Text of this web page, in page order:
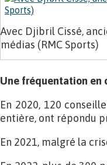
Avec Djibril Cissé,
médias (RMC Sports)
Une fréquentation en
En 2020, 120
entière, ont répondu
En 2021, malgré la